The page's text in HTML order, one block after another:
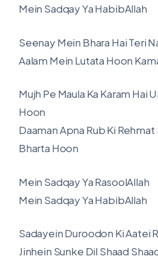
Mein Sadqay Ya HabibAllah
Seenay Mein Bhara Hai Teri
Aalam Mein Lutata Hoon
Mujh Pe Maula Ka Karam Hai
Hoon
Daaman Apna Rub Ki
Bharta Hoon
Mein Sadqay Ya RasoolAllah
Mein Sadqay Ya HabibAllah
Sadayein Duroodon Ki Aatei
Jinhein Sunke Dil Shaad